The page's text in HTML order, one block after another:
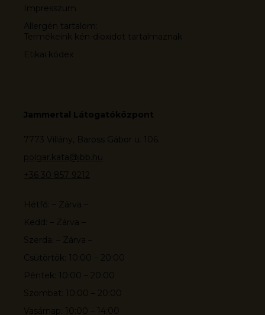
Impresszum
Allergén tartalom:
Termékeink kén-dioxidot tartalmaznak
Etikai kódex
Jammertal Látogatóközpont
7773 Villány, Baross Gábor u. 106.
polgar.kata@jbb.hu
+36 30 857 9212
Hétfő: – Zárva –
Kedd: – Zárva –
Szerda: – Zárva –
Csütörtök: 10:00 – 20:00
Péntek: 10:00 – 20:00
Szombat: 10:00 – 20:00
Vasárnap: 10:00 – 14:00